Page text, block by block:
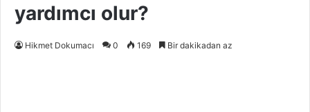
yardımcı olur?
Hikmet Dokumacı 0 169 Bir dakikadan az